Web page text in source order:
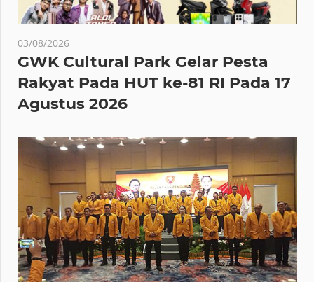
03/08/2026
GWK Cultural Park Gelar Pesta
Rakyat Pada HUT ke-81 RI Pada 17
Agustus 2026